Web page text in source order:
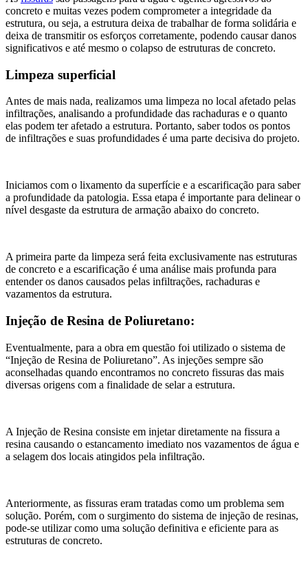
concreto e muitas vezes podem comprometer a integridade da
estrutura, ou seja, a estrutura deixa de trabalhar de forma solidária e
deixa de transmitir os esforços corretamente, podendo causar danos
significativos e até mesmo o colapso de estruturas de concreto.
Limpeza superficial
Antes de mais nada, realizamos uma limpeza no local afetado pelas
infiltrações, analisando a profundidade das rachaduras e o quanto
elas podem ter afetado a estrutura. Portanto, saber todos os pontos
de infiltrações e suas profundidades é uma parte decisiva do projeto.
Iniciamos com o lixamento da superfície e a escarificação para saber
a profundidade da patologia. Essa etapa é importante para delinear o
nível desgaste da estrutura de armação abaixo do concreto.
A primeira parte da limpeza será feita exclusivamente nas estruturas
de concreto e a escarificação é uma análise mais profunda para
entender os danos causados pelas infiltrações, rachaduras e
vazamentos da estrutura.
Injeção de Resina de Poliuretano:
Eventualmente, para a obra em questão foi utilizado o sistema de
“Injeção de Resina de Poliuretano”. As injeções sempre são
aconselhadas quando encontramos no concreto fissuras das mais
diversas origens com a finalidade de selar a estrutura.
A Injeção de Resina consiste em injetar diretamente na fissura a
resina causando o estancamento imediato nos vazamentos de água e
a selagem dos locais atingidos pela infiltração.
Anteriormente, as fissuras eram tratadas como um problema sem
solução. Porém, com o surgimento do sistema de injeção de resinas,
pode-se utilizar como uma solução definitiva e eficiente para as
estruturas de concreto.